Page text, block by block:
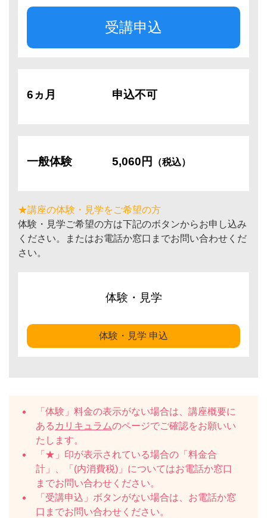
受講申込
6ヵ月 申込不可
一般体験 5,060円 （税込）
★講座の体験・見学をご希望の方
体験・見学ご希望の方は下記のボタンからお申し込み
ください。またはお電話か窓口までお問い合わせくだ
さい。
体験・見学
体験・見学 申込
「体験」料金の表示がない場合は、講座概要に
ある カリキュラムのページでご確認をお願いい
たします。
「★」印が表示されている場合の「料金合
計」、「(内消費税)」についてはお電話か窓口
までお問い合わせください。
「受講申込」ボタンがない場合は、お電話か窓
口までお問い合わせください。